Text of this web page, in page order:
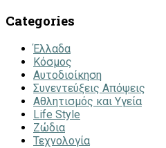
Categories
Έλλαδα
Κόσμος
Αυτοδιοίκηση
Συνεντεύξεις Απόψεις
Αθλητισμός και Υγεία
Life Style
Ζώδια
Τεχνολογία